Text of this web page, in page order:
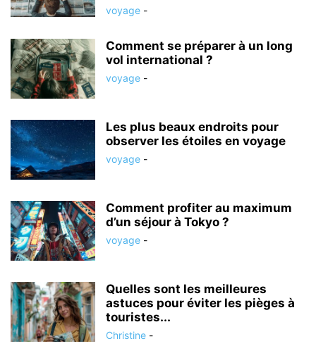
voyage -
Comment se préparer à un long
vol international ?
voyage -
Les plus beaux endroits pour
observer les étoiles en voyage
voyage -
Comment profiter au maximum
d’un séjour à Tokyo ?
voyage -
Quelles sont les meilleures
astuces pour éviter les pièges à
touristes...
Christine -